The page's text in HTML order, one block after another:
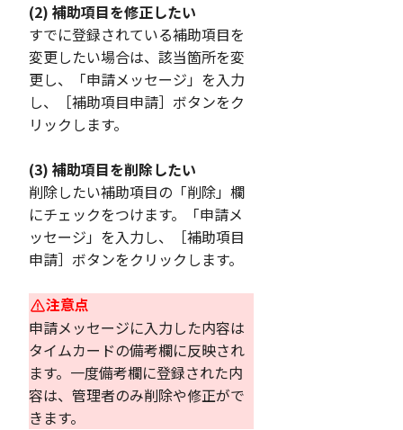
(2) 補助項目を修正したい
すでに登録されている補助項目を
変更したい場合は、該当箇所を変
更し、「申請メッセージ」を入力
し、［補助項目申請］ボタンをク
リックします。
(3) 補助項目を削除したい
削除したい補助項目の「削除」欄
にチェックをつけます。「申請メ
ッセージ」を入力し、［補助項目
申請］ボタンをクリックします。
注意点
申請メッセージに入力した内容は
タイムカードの備考欄に反映され
ます。一度備考欄に登録された内
容は、管理者のみ削除や修正がで
きます。